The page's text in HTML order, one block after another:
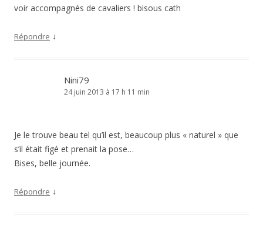
voir accompagnés de cavaliers ! bisous cath
Répondre ↓
Nini79
24 juin 2013 à 17 h 11 min
Je le trouve beau tel qu’il est, beaucoup plus « naturel » que
s’il était figé et prenait la pose…
Bises, belle journée.
Répondre ↓